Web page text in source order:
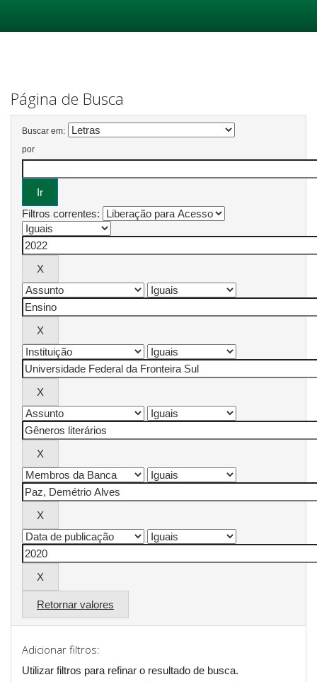
Página de Busca
Buscar em:
por
Filtros correntes:
Retornar valores
Adicionar filtros:
Utilizar filtros para refinar o resultado de busca.